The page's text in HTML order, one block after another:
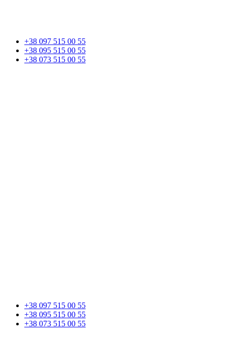
+38 097 515 00 55
+38 095 515 00 55
+38 073 515 00 55
+38 097 515 00 55
+38 095 515 00 55
+38 073 515 00 55